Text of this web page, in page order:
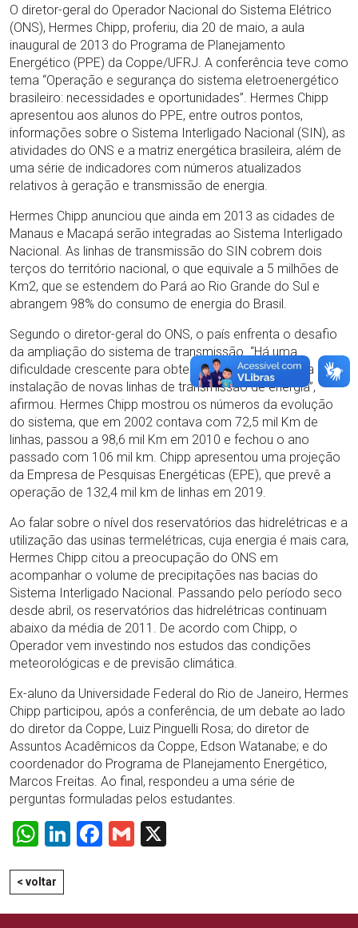
O diretor-geral do Operador Nacional do Sistema Elétrico
(ONS), Hermes Chipp, proferiu, dia 20 de maio, a aula
inaugural de 2013 do Programa de Planejamento
Energético (PPE) da Coppe/UFRJ. A conferência teve como
tema “Operação e segurança do sistema eletroenergético
brasileiro: necessidades e oportunidades”. Hermes Chipp
apresentou aos alunos do PPE, entre outros pontos,
informações sobre o Sistema Interligado Nacional (SIN), as
atividades do ONS e a matriz energética brasileira, além de
uma série de indicadores com números atualizados
relativos à geração e transmissão de energia.
Hermes Chipp anunciou que ainda em 2013 as cidades de
Manaus e Macapá serão integradas ao Sistema Interligado
Nacional. As linhas de transmissão do SIN cobrem dois
terços do território nacional, o que equivale a 5 milhões de
Km2, que se estendem do Pará ao Rio Grande do Sul e
abrangem 98% do consumo de energia do Brasil.
Segundo o diretor-geral do ONS, o país enfrenta o desafio
da ampliação do sistema de transmissão. “Há uma
dificuldade crescente para obtenção de licenças para
instalação de novas linhas de transmissão de energia”,
afirmou. Hermes Chipp mostrou os números da evolução
do sistema, que em 2002 contava com 72,5 mil Km de
linhas, passou a 98,6 mil Km em 2010 e fechou o ano
passado com 106 mil km. Chipp apresentou uma projeção
da Empresa de Pesquisas Energéticas (EPE), que prevê a
operação de 132,4 mil km de linhas em 2019.
Ao falar sobre o nível dos reservatórios das hidrelétricas e a
utilização das usinas termelétricas, cuja energia é mais cara,
Hermes Chipp citou a preocupação do ONS em
acompanhar o volume de precipitações nas bacias do
Sistema Interligado Nacional. Passando pelo período seco
desde abril, os reservatórios das hidrelétricas continuam
abaixo da média de 2011. De acordo com Chipp, o
Operador vem investindo nos estudos das condições
meteorológicas e de previsão climática.
Ex-aluno da Universidade Federal do Rio de Janeiro, Hermes
Chipp participou, após a conferência, de um debate ao lado
do diretor da Coppe, Luiz Pinguelli Rosa; do diretor de
Assuntos Acadêmicos da Coppe, Edson Watanabe; e do
coordenador do Programa de Planejamento Energético,
Marcos Freitas. Ao final, respondeu a uma série de
perguntas formuladas pelos estudantes.
WhatsApp
LinkedIn
Facebook
Gmail
< voltar